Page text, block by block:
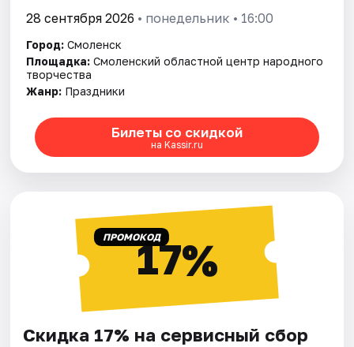
28 сентября 2026 • понедельник • 16:00
Город: Смоленск
Площадка: Смоленский областной центр народного
творчества
Жанр: Праздники
Билеты со скидкой
на Kassir.ru
ПРОМОКОД17%
Скидка 17% на сервисный сбор